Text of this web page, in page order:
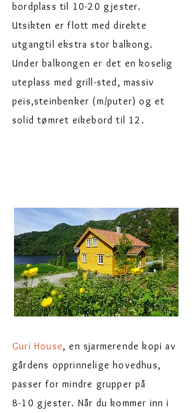
bordplass til 10-20 gjester.
Utsikten er flott med direkte
utgangtil ekstra stor balkong.
Under balkongen er det en koselig
uteplass med grill-sted, massiv
peis,steinbenker (m/puter) og et
solid tømret eikebord til 12.
Guri House, en sjarmerende kopi av
gårdens opprinnelige hovedhus,
passer for mindre grupper på
8-10 gjester. Når du kommer inn i